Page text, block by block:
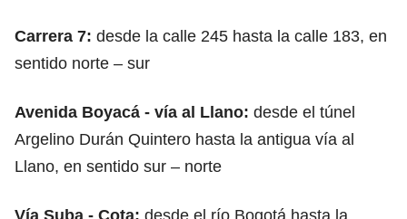
Carrera 7: desde la calle 245 hasta la calle 183, en
sentido norte – sur
Avenida Boyacá - vía al Llano: desde el túnel
Argelino Durán Quintero hasta la antigua vía al
Llano, en sentido sur – norte
Vía Suba - Cota: desde el río Bogotá hasta la